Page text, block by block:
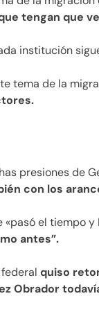
tengan que
institución
tema de la
presiones de
con los
«pasó el tiempo y
antes”.
quiso
Obrador